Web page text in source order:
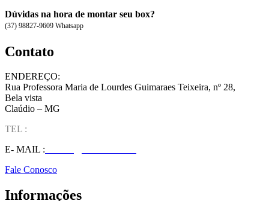
Dúvidas na hora de montar seu box?
(37) 98827-9609 Whatsapp
Contato
ENDEREÇO:
Rua Professora Maria de Lourdes Guimaraes Teixeira, nº 28,
Bela vista
Claúdio – MG
TEL :
E- MAIL :
Fale Conosco
Informações